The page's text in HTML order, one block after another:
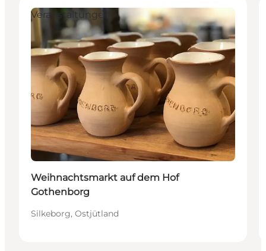
Veranstaltungen
Weihnachtsmarkt auf dem Hof
Gothenborg
Silkeborg, Ostjütland